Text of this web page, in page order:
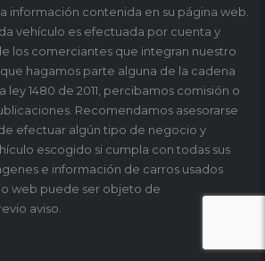
información contenida en su página web.
vehículo es efectuada por cuenta y
los comerciantes que integran nuestro
hagamos parte alguna de la cadena
1480 de 2011, percibamos comisión o
Recomendamos asesorarse
efectuar algún tipo de negocio y
escogido si cumpla con todas sus
e información de carros usados
web puede ser objeto de
aviso.